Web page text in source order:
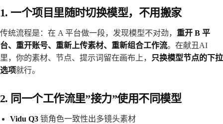
1. 一个项目里随时切换模型，不用搬家
传统流程是：在 A 平台做一段，发现模型不对劲， 重开 B 平
台、重开账号、重新上传素材、重新组合工作流。在献丑AI
里，你的素材、节点、提示词留在画布上，
只换模型节点的下拉
选项就行。
2. 同一个工作流里”接力”使用不同模型
Vidu Q3 锁角色一致性出多镜头素材